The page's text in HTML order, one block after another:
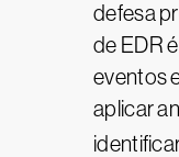
defesa
de EDR
eventos
aplicar